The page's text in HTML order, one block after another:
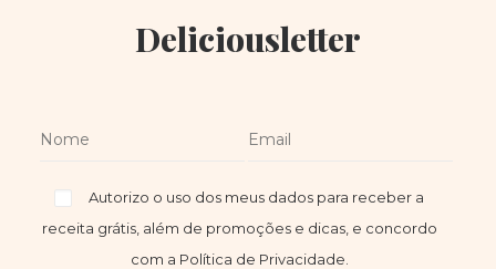
Deliciousletter
Autorizo o uso dos meus dados para receber a
receita grátis, além de promoções e dicas, e concordo
com a Política de Privacidade.